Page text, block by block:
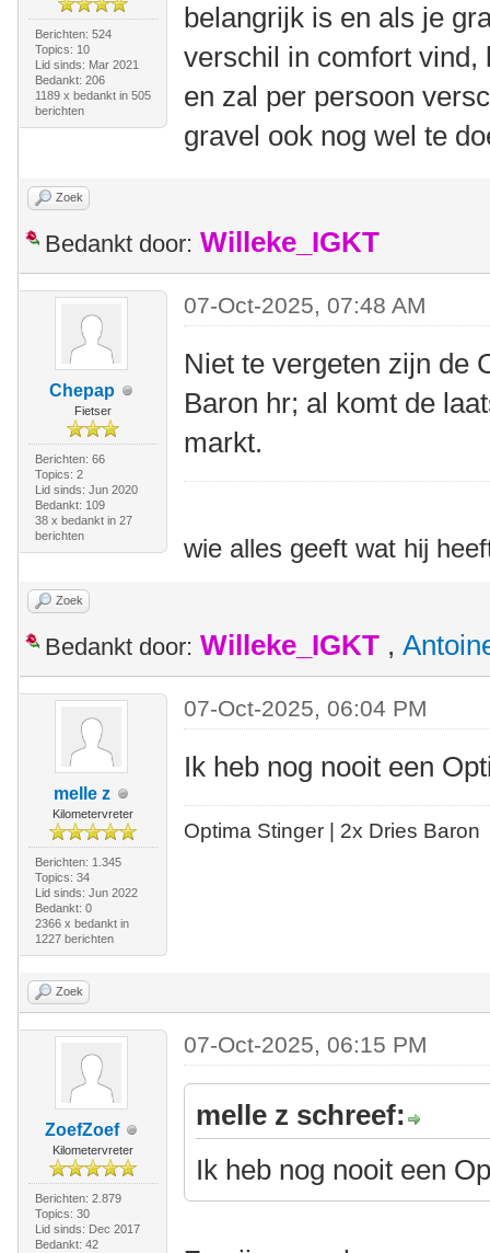
Berichten: 524
Topics: 10
Lid sinds: Mar 2021
Bedankt: 206
1189 x bedankt in 505
berichten
belangrijk is en als je
verschil in comfort vind,
en zal per persoon
gravel ook nog wel te
Zoek
Bedankt door: Willeke_IGKT
Chepap
Fietser
Berichten: 66
Topics: 2
Lid sinds: Jun 2020
Bedankt: 109
38 x bedankt in 27
berichten
07-Oct-2025, 07:48 AM
Niet te vergeten zijn de
Baron hr; al komt de
markt.
wie alles geeft wat hij
Zoek
Bedankt door: Willeke_IGKT ,
melle z
Kilometervreter
Berichten: 1.345
Topics: 34
Lid sinds: Jun 2022
Bedankt: 0
2366 x bedankt in
1227 berichten
07-Oct-2025, 06:04 PM
Ik heb nog nooit een
Optima Stinger | 2x Dries Baron
Zoek
ZoefZoef
Kilometervreter
Berichten: 2.879
Topics: 30
Lid sinds: Dec 2017
Bedankt: 42
07-Oct-2025, 06:15 PM
melle z schreef:
Ik heb nog nooit een